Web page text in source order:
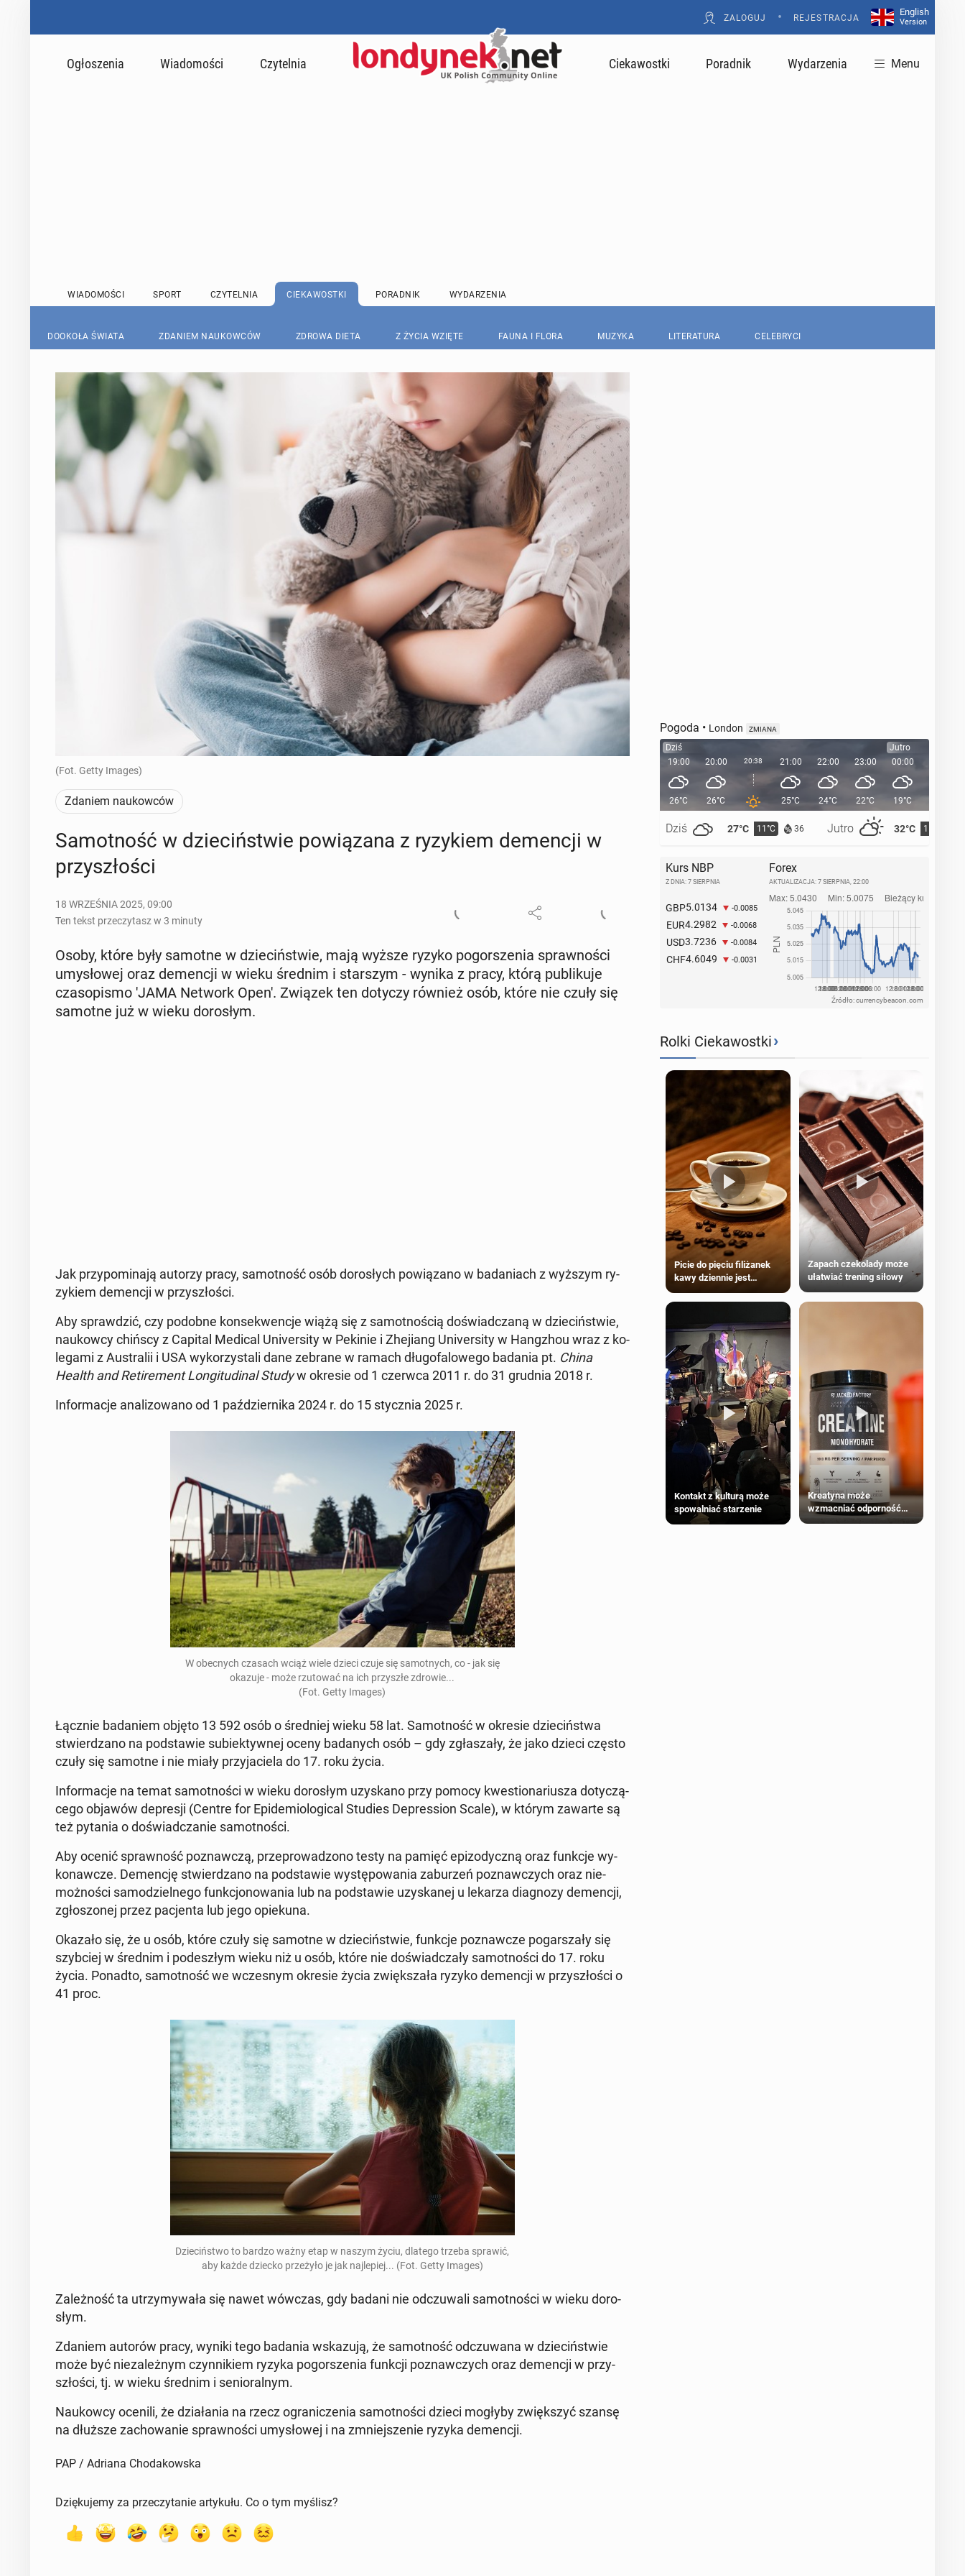
ZALOGUJ • REJESTRACJA
English
Version
Ogłoszenia Wiadomości Czytelnia Ciekawostki Poradnik Wydarzenia Menu
WIADOMOŚCI SPORT CZYTELNIA CIEKAWOSTKI PORADNIK WYDARZENIA
DOOKOŁA ŚWIATA ZDANIEM NAUKOWCÓW ZDROWA DIETA Z ŻYCIA WZIĘTE FAUNA I FLORA MUZYKA LITERATURA CELEBRYCI
(Fot. Getty Images)
Zdaniem naukowców
Sa­mot­ność w dzie­ciń­stwie po­wią­za­na z ry­zy­kiem de­men­cji w
przy­szło­ści
18 WRZEŚNIA 2025, 09:00
Ten tekst przeczytasz w 3 minuty
Osoby, które były samotne w dzie­ciń­stwie, mają wyższe ryzyko po­gor­sze­nia spraw­no­ści
umy­sło­wej oraz de­men­cji w wieku średnim i star­szym - wynika z pracy, którą pu­bli­ku­je
cza­so­pi­smo 'JAMA Network Open'. Związek ten dotyczy również osób, które nie czuły się
samotne już w wieku do­ro­słym.
Jak przy­po­mi­na­ją autorzy pracy, sa­mot­ność osób do­ro­słych po­wią­za­no w ba­da­niach z wyższym ry­
zy­kiem de­men­cji w przy­szło­ści.
Aby spraw­dzić, czy podobne kon­se­kwen­cje wiążą się z sa­mot­no­ścią do­świad­cza­ną w dzie­ciń­stwie,
na­ukow­cy chińscy z Capital Medical Uni­ver­si­ty w Pekinie i Zhe­jiang Uni­ver­si­ty w Hang­zhou wraz z ko­
le­ga­mi z Au­stra­lii i USA wy­ko­rzy­sta­li dane zebrane w ramach dłu­go­fa­lo­we­go badania pt. China
Health and Re­ti­re­ment Lon­gi­tu­di­nal Studyw okresie od 1 czerwca 2011 r. do 31 grudnia 2018 r.
In­for­ma­cje ana­li­zo­wa­no od 1 paź­dzier­ni­ka 2024 r. do 15 stycz­nia 2025 r.
W obec­nych czasach wciąż wiele dzieci czuje się sa­mot­nych, co - jak się
okazuje - może rzu­to­wać na ich przy­szłe zdrowie...
(Fot. Getty Images)
Łącznie ba­da­niem objęto 13 592 osób o śred­niej wieku 58 lat. Sa­mot­ność w okresie dzie­ciń­stwa
stwier­dza­no na pod­sta­wie su­biek­tyw­nej oceny ba­da­nych osób – gdy zgła­sza­ły, że jako dzieci często
czuły się samotne i nie miały przy­ja­cie­la do 17. roku życia.
In­for­ma­cje na temat sa­mot­no­ści w wieku do­ro­słym uzy­ska­no przy pomocy kwe­stio­na­riu­sza do­ty­czą­
ce­go objawów de­pre­sji (Centre for Epi­de­mio­lo­gi­cal Studies De­pres­sion Scale), w którym zawarte są
też pytania o do­świad­cza­nie sa­mot­no­ści.
Aby ocenić spraw­ność po­znaw­czą, prze­pro­wa­dzo­no testy na pamięć epi­zo­dycz­ną oraz funkcje wy­
ko­naw­cze. De­men­cję stwier­dza­no na pod­sta­wie wy­stę­po­wa­nia za­bu­rzeń po­znaw­czych oraz nie­
moż­no­ści sa­mo­dziel­ne­go funk­cjo­no­wa­nia lub na pod­sta­wie uzy­ska­nej u lekarza dia­gno­zy de­men­cji,
zgło­szo­nej przez pa­cjen­ta lub jego opie­ku­na.
Okazało się, że u osób, które czuły się samotne w dzie­ciń­stwie, funkcje po­znaw­cze po­gar­sza­ły się
szyb­ciej w średnim i po­de­szłym wieku niż u osób, które nie do­świad­cza­ły sa­mot­no­ści do 17. roku
życia. Ponadto, sa­mot­ność we wcze­snym okresie życia zwięk­sza­ła ryzyko de­men­cji w przy­szło­ści o
41 proc.
Dzie­ciń­stwo to bardzo ważny etap w naszym życiu, dlatego trzeba sprawić,
aby każde dziecko prze­ży­ło je jak naj­le­piej... (Fot. Getty Images)
Za­leż­ność ta utrzy­my­wa­ła się nawet wówczas, gdy badani nie od­czu­wa­li sa­mot­no­ści w wieku do­ro­
słym.
Zdaniem autorów pracy, wyniki tego badania wska­zu­ją, że sa­mot­ność od­czu­wa­na w dzie­ciń­stwie
może być nie­za­leż­nym czyn­ni­kiem ryzyka po­gor­sze­nia funkcji po­znaw­czych oraz de­men­cji w przy­
szło­ści, tj. w wieku średnim i se­nio­ral­nym.
Na­ukow­cy ocenili, że dzia­ła­nia na rzecz ogra­ni­cze­nia sa­mot­no­ści dzieci mogłyby zwięk­szyć szansę
na dłuższe za­cho­wa­nie spraw­no­ści umy­sło­wej i na zmniej­sze­nie ryzyka de­men­cji.
PAP / Adriana Chodakowska
Dziękujemy za przeczytanie artykułu. Co o tym myślisz?
Pogoda • London ZMIANA
Dziś
19:00
26°C
Dziś 27°C 11°C 36 Jutro 32°C 15°C
20:00
26°C
20:38 21:00
25°C
22:00
24°C
23:00
22°C
Jutro
00:00
19°C
Kurs NBP
Z DNIA: 7 SIERPNIA
GBP5.0134 -0.0085
EUR4.2982 -0.0068
USD3.7236 -0.0084
CHF4.6049 -0.0031
Forex
AKTUALIZACJA: 7 SIERPNIA, 22:00
Źródło: currencybeacon.com
Rolki Ciekawostki›
Picie do pięciu filiżanek
kawy dziennie jest
większości dorosłych
Zapach czekolady może
ułatwiać trening siłowy
Kontakt z kulturą może
spowalniać starzenie
Kreatyna może
wzmacniać odporność
przeciw nowotworom